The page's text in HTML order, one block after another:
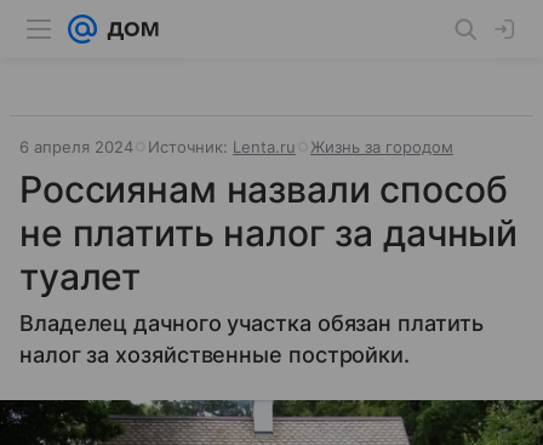
6 апреля 2024 Источник: Lenta.ru Жизнь за городом
Россиянам назвали способ
не платить налог за дачный
туалет
Владелец дачного участка обязан платить
налог за хозяйственные постройки.